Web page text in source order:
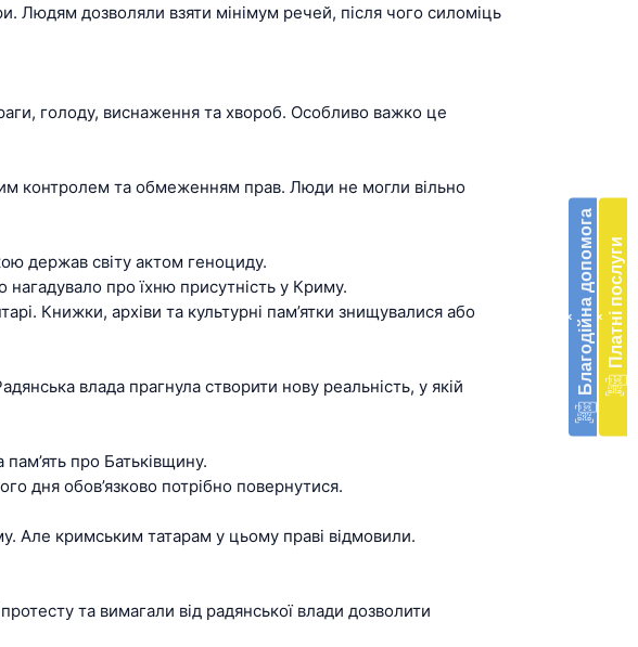
‹ Благодійна допомога ‹ Платні послуги
Людям дозволяли взяти мінімум речей, після чого силоміць
голоду, виснаження та хвороб. Особливо важко це
контролем та обмеженням прав. Люди не могли вільно
держав світу актом геноциду.
про їхню присутність у Криму.
Книжки, архіви та культурні пам’ятки знищувалися або
влада прагнула створити нову реальність, у якій
про Батьківщину.
дня обов’язково потрібно повернутися.
Але кримським татарам у цьому праві відмовили.
та вимагали від радянської влади дозволити